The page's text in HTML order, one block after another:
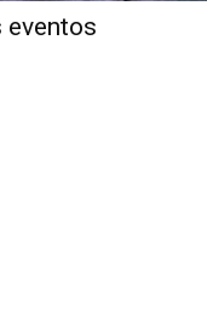
eventos